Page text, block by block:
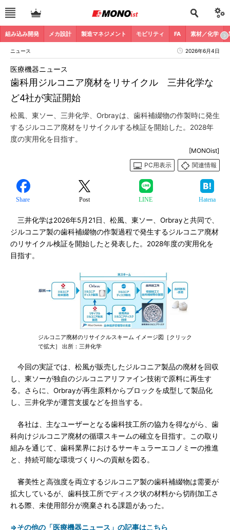
組み込み開発 メカ設計 製造マネジメント モビリティ FA 素材／化学
ニュース 2026年6月4日
歯科用ジルコニア廃材をリサイクル 三井化学な
ど4社が実証開始
医療機器ニュース
松風、東ソー、三井化学、Orbrayは、歯科補綴物の作製時に発生
するジルコニア廃材をリサイクルする検証を開始した。2028年
度の実用化を目指す。
[MONOist]
PC用表示
関連情報
Share Post LINE Hatena
三井化学は2026年5月21日、松風、東ソー、Orbrayと共同で、
ジルコニア製の歯科補綴物の作製過程で発生するジルコニア廃材
のリサイクル検証を開始したと発表した。2028年度の実用化を
目指す。
ジルコニア廃材のリサイクルスキーム イメージ図［クリック
で拡大］ 出所：三井化学
今回の実証では、松風が販売したジルコニア製品の廃材を回収
し、東ソーが独自のジルコニアリファイン技術で原料に再生す
る。さらに、Orbrayが再生原料からブロックを成型して製品化
し、三井化学が運営支援などを担当する。
各社は、主なユーザーとなる歯科技工所の協力を得ながら、歯
科向けジルコニア廃材の循環スキームの確立を目指す。この取り
組みを通じて、歯科業界におけるサーキュラーエコノミーの推進
と、持続可能な環境づくりへの貢献を図る。
審美性と高強度を両立するジルコニア製の歯科補綴物は需要が
拡大しているが、歯科技工所でディスク状の材料から切削加工さ
れる際、未使用部分が廃棄される課題があった。
⇒その他の「医療機器ニュース」の記事はこちら